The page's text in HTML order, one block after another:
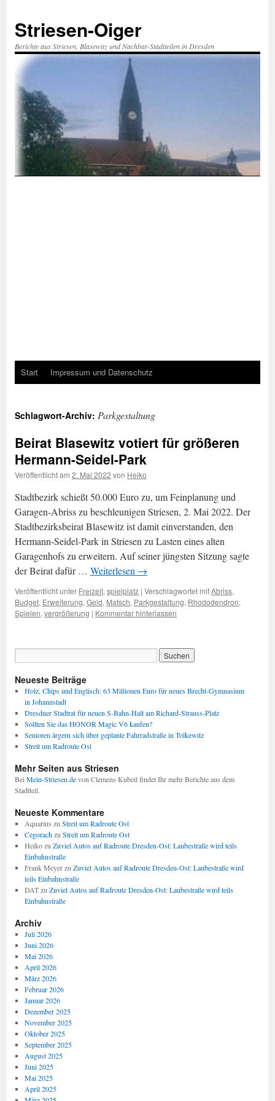
springen
Striesen-Oiger
Berichte aus Striesen, Blasewitz und Nachbar-Stadtteilen in Dresden
Start Impressum und Datenschutz
Schlagwort-Archiv: Parkgestaltung
Beirat Blasewitz votiert für größeren
Hermann-Seidel-Park
Veröffentlicht am 2. Mai 2022 von Heiko
Stadtbezirk schießt 50.000 Euro zu, um Feinplanung und
Garagen-Abriss zu beschleunigen Striesen, 2. Mai 2022. Der
Stadtbezirksbeirat Blasewitz ist damit einverstanden, den
Hermann-Seidel-Park in Striesen zu Lasten eines alten
Garagenhofs zu erweitern. Auf seiner jüngsten Sitzung sagte
der Beirat dafür … Weiterlesen →
Veröffentlicht unter Freizeit, spielplatz | Verschlagwortet mitAbriss,
Budget, Erweiterung, Geld, Matsch, Parkgestaltung, Rhododendron,
Spielen, vergrößerung | Kommentar hinterlassen
Neueste Beiträge
Holz, Chips und Englisch: 63 Millionen Euro für neues Brecht-Gymnasium
in Johannstadt
Dresdner Stadtrat für neuen S-Bahn-Halt am Richard-Strauss-Platz
Sollten Sie das HONOR Magic V6 kaufen?
Senioren ärgern sich über geplante Fahrradstraße in Tolkewitz
Streit um Radroute Ost
Mehr Seiten aus Striesen
Bei Mein-Striesen.devon Clemens Kubeil findet Ihr mehr Berichte aus dem
Stadtteil.
Neueste Kommentare
Aquarius zu Streit um Radroute Ost
Cegorachzu Streit um Radroute Ost
Heikozu Zuviel Autos auf Radroute Dresden-Ost: Laubestraße wird teils
Einbahnstraße
Frank Meyerzu Zuviel Autos auf Radroute Dresden-Ost: Laubestraße wird
teils Einbahnstraße
DATzu Zuviel Autos auf Radroute Dresden-Ost: Laubestraße wird teils
Einbahnstraße
Archiv
Juli 2026
Juni 2026
Mai 2026
April 2026
März 2026
Februar 2026
Januar 2026
Dezember 2025
November 2025
Oktober 2025
September 2025
August 2025
Juni 2025
Mai 2025
April 2025